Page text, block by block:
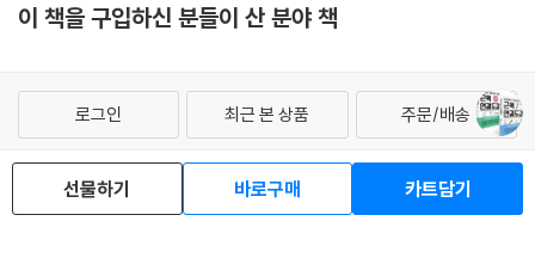
이 책을 구입하신 분들이 산 분야 책
선물하기 바로구매 카트담기
로그인 최근 본 상품 주문/배송
고객센터 1544-3800 티켓 1544-6399
중고샵 1566-4295
eBook 1:1문의/채팅상담